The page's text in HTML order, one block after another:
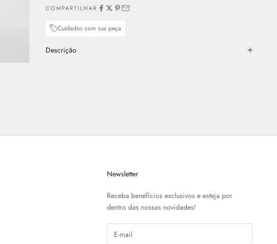
COMPARTILHAR
Cuidados com sua peça
Descrição
Newsletter
Receba benefícios exclusivos e esteja por
dentro das nossas novidades!